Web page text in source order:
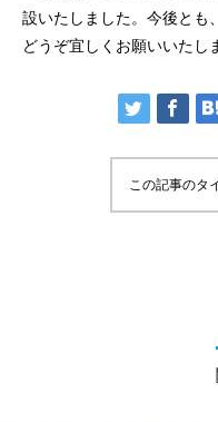
設いたしました。今後とも
どうぞ宜しくお願いいたし
この記事のタ